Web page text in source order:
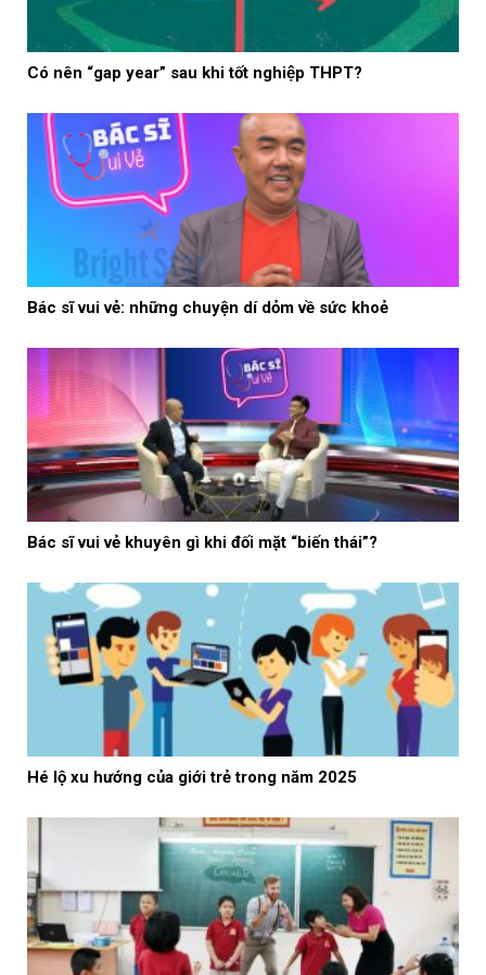
Có nên “gap year” sau khi tốt nghiệp THPT?
Bác sĩ vui vẻ: những chuyện dí dỏm về sức khoẻ
Bác sĩ vui vẻ khuyên gì khi đối mặt “biến thái”?
Hé lộ xu hướng của giới trẻ trong năm 2025